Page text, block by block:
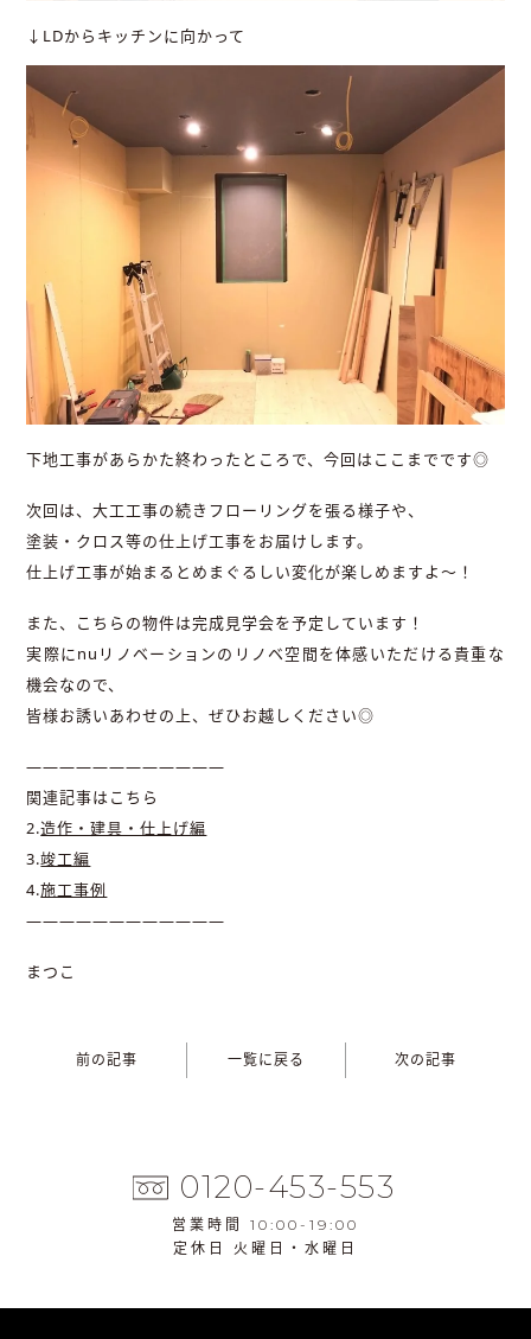
↓LDからキッチンに向かって
下地工事があらかた終わったところで、今回はここまでです◎
次回は、大工工事の続きフローリングを張る様子や、
塗装・クロス等の仕上げ工事をお届けします。
仕上げ工事が始まるとめまぐるしい変化が楽しめますよ～！
また、こちらの物件は完成見学会を予定しています！
実際にnuリノベーションのリノベ空間を体感いただける貴重な
機会なので、
皆様お誘いあわせの上、ぜひお越しください◎
————————————
関連記事はこちら
2.造作・建具・仕上げ編
3.竣工編
4.施工事例
————————————
まつこ
前の記事 一覧に戻る 次の記事
0120-453-553
営業時間 10:00-19:00
定休日 火曜日・水曜日